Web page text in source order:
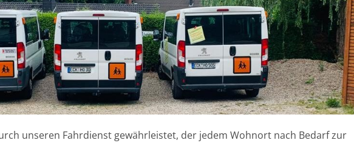
unseren Fahrdienst gewährleistet, der jedem Wohnort nach Bedarf zur